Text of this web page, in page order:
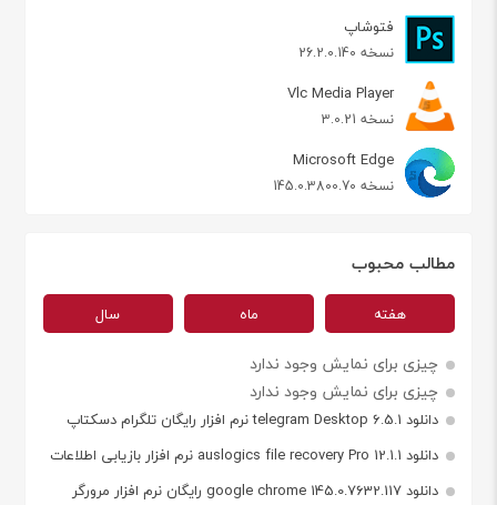
فتوشاپ
نسخه 26.2.0.140
Vlc Media Player
نسخه 3.0.21
Microsoft Edge
نسخه 145.0.3800.70
مطالب محبوب
هفته ماه سال
چیزی برای نمایش وجود ندارد
چیزی برای نمایش وجود ندارد
دانلود telegram Desktop 6.5.1 نرم افزار رایگان تلگرام دسکتاپ
دانلود auslogics file recovery Pro 12.1.1 نرم افزار بازیابی اطلاعات
دانلود google chrome 145.0.7632.117 رایگان نرم افزار مرورگر